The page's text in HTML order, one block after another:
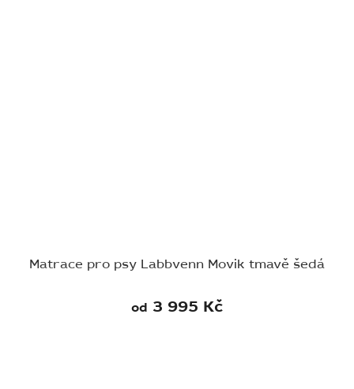
Matrace pro psy Labbvenn Movik tmavě šedá
od 3 995 Kč